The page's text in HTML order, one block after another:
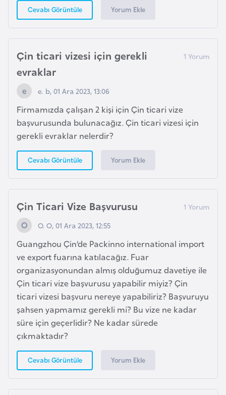
Cevabı Görüntüle Yorum Ekle
Çin ticari vizesi için gerekli
evraklar
e. b, 01 Ara 2023, 13:06
Firmamızda çalışan 2 kişi için Çin ticari vize
başvurusunda bulunacağız. Çin ticari vizesi için
gerekli evraklar nelerdir?
Cevabı Görüntüle Yorum Ekle
Çin Ticari Vize Başvurusu
O. O, 01 Ara 2023, 12:55
Guangzhou Çin’de Packinno international import
ve export fuarına katılacağız. Fuar
organizasyonundan almış olduğumuz davetiye ile
Çin ticari vize başvurusu yapabilir miyiz? Çin
ticari vizesi başvuru nereye yapabiliriz? Başvuruyu
şahsen yapmamız gerekli mi? Bu vize ne kadar
süre için geçerlidir? Ne kadar sürede
çıkmaktadır?
Cevabı Görüntüle Yorum Ekle
n
a
r
k
a
D
e
m
o
k
a
t
i
k
K
o
n
g
o
B
u
l
g